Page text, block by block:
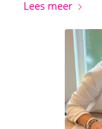
Lees meer